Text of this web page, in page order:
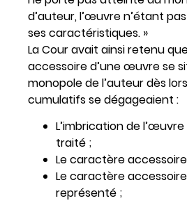
d’auteur, l’œuvre n’étant
ses caractéristiques. »
La Cour avait ainsi retenu
accessoire d’une œuvre se
monopole de l’auteur dès
cumulatifs se dégageaient :
L’imbrication de
traité ;
Le caractère
Le caractère
représenté ;